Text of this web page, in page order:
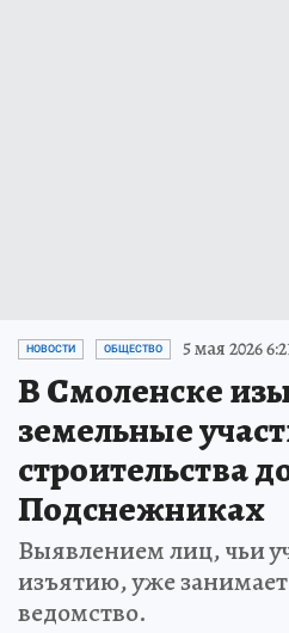
НОВОСТИ ОБЩЕСТВО 5 мая 2026
В Смоленске
земельные
строительства
Подснежниках
Выявлением лиц, чьи
изъятию, уже
ведомство.